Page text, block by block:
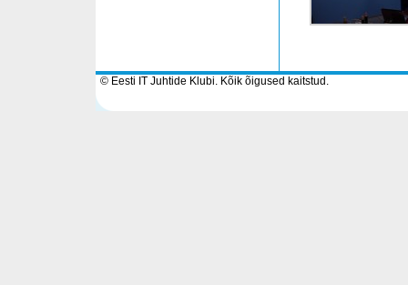
© Eesti IT Juhtide Klubi. Kõik õigused kaitstud.